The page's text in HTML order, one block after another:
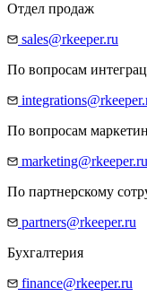
Отдел продаж
sales@rkeeper.ru
По вопросам
По вопросам
marketing@rkeeper.ru
По партнерскому
partners@rkeeper.ru
Бухгалтерия
finance@rkeeper.ru